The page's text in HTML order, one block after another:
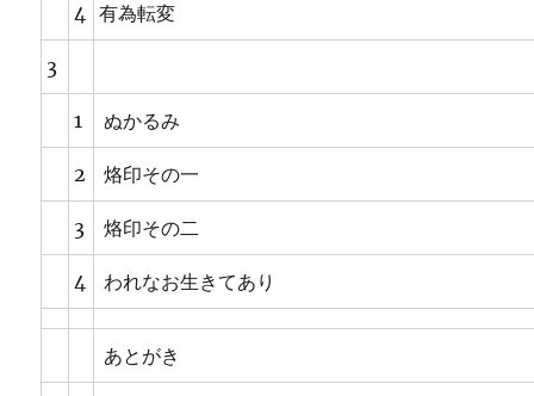
4 有為転変
3
1 ぬかるみ
2 烙印その一
3 烙印その二
4 われなお生きてあり
あとがき